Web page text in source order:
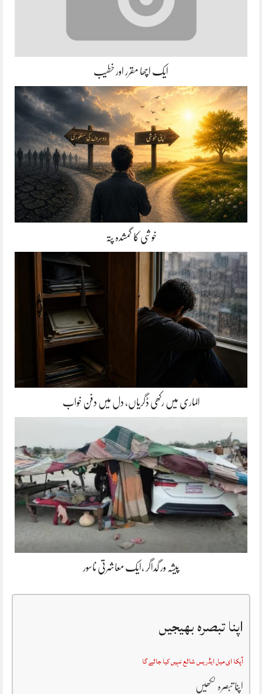
ایک اچھا مقرر اور خطیب
خوشی کا گمشدہ پتہ
الماری میں رکھی ڈگریاں، دل میں دفن خواب
پیشہ ور گداگر ،ایک معاشرتی ناسور
اپنا تبصرہ بھیجیں
آپکا ای میل ایڈریس شائع نہیں کیا جائے گا
اپنا تبصرہ لکھیں